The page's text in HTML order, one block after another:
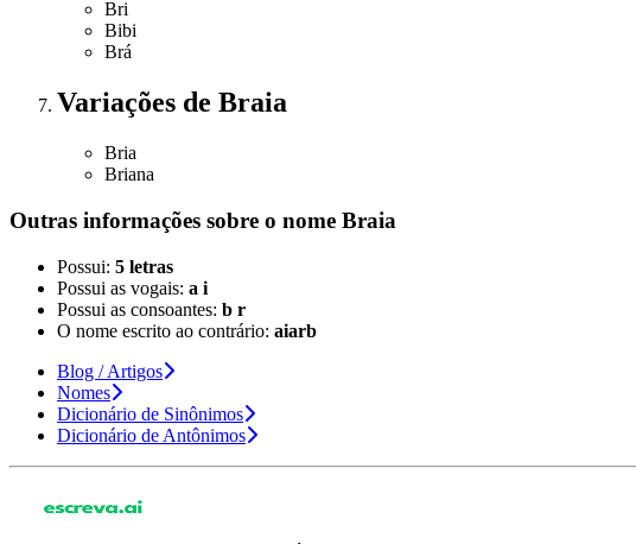
Bri
Bibi
Brá
Variações de Braia
Bria
Briana
Outras informações sobre o nome Braia
Possui: 5 letras
Possui as vogais: a i
Possui as consoantes: b r
O nome escrito ao contrário: aiarb
Blog / Artigos
Nomes
Dicionário de Sinônimos
Dicionário de Antônimos